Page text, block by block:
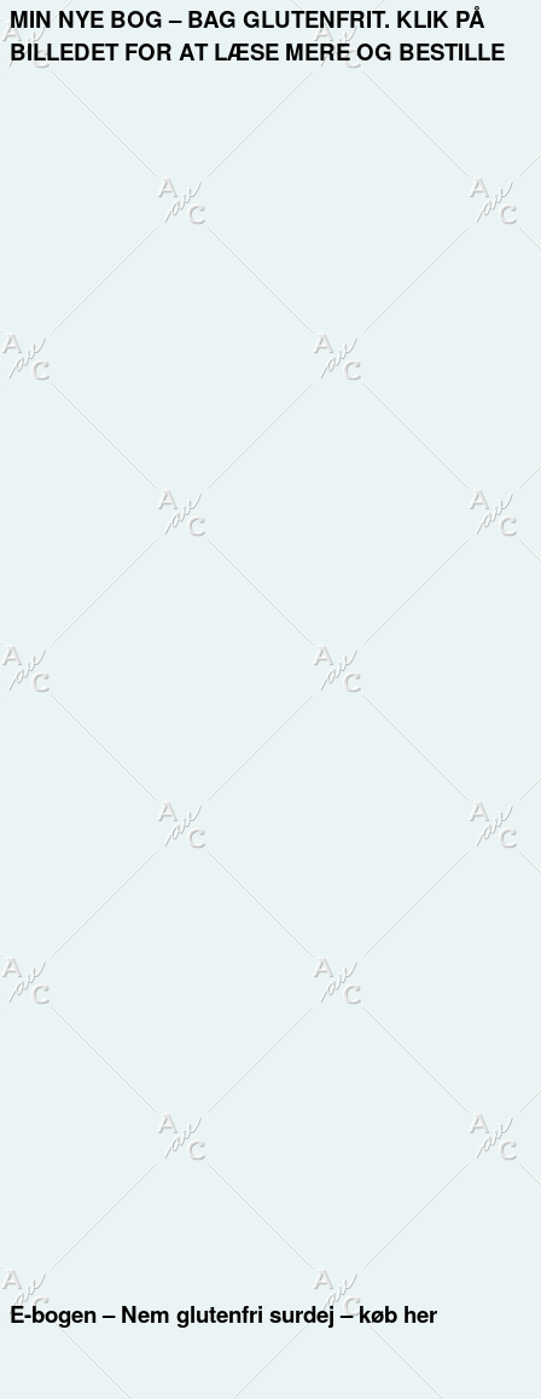
MIN NYE BOG – BAG GLUTENFRIT. KLIK PÅ
BILLEDET FOR AT LÆSE MERE OG BESTILLE
E-bogen – Nem glutenfri surdej – køb her